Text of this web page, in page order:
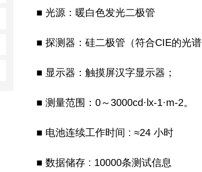
■ 光源：暖白色发光二极管
■ 探测器：硅二极管（符合CIE的光
■ 显示器：触摸屏汉字显示器；
■ 测量范围：0～3000cd·lx-1·m-2。
■ 电池连续工作时间 : ≈24 小时
■ 数据储存 : 10000条测试信息